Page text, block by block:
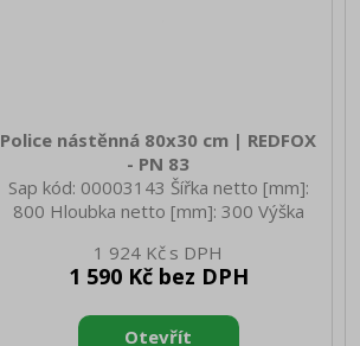
Police nástěnná 80x30 cm | REDFOX
- PN 83
Sap kód: 00003143 Šířka netto [mm]:
800 Hloubka netto [mm]: 300 Výška
3.45 Šířka brutto [mm]: 810 Hloubka
brutto [mm]: 310 Výška brutto [mm]:
AISI 430
1 924 Kč
1 590 Kč bez DPH